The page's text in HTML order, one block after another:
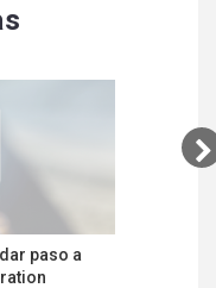
paso a